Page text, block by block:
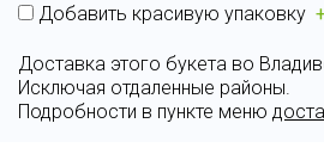
Добавить красивую упаковку
Доставка этого букета во
Исключая отдаленные районы.
Подробности в пункте меню